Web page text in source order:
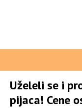
Uželeli se i
pijaca! Cene